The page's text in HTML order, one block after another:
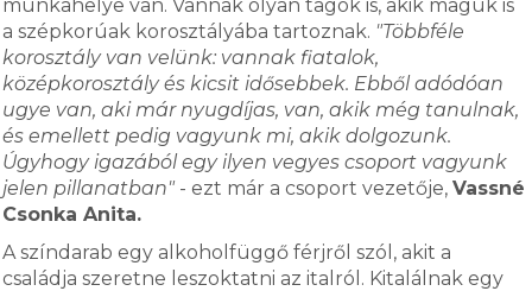
munkahelye van. Vannak olyan tagok is, akik maguk is
a szépkorúak korosztályába tartoznak. "Többféle
korosztály van velünk: vannak fiatalok,
középkorosztály és kicsit idősebbek. Ebből adódóan
ugye van, aki már nyugdíjas, van, akik még tanulnak,
és emellett pedig vagyunk mi, akik dolgozunk.
Úgyhogy igazából egy ilyen vegyes csoport vagyunk
jelen pillanatban" - ezt már a csoport vezetője,Vassné
Csonka Anita.
A színdarab egy alkoholfüggő férjről szól, akit a
családja szeretne leszoktatni az italról. Kitalálnak egy